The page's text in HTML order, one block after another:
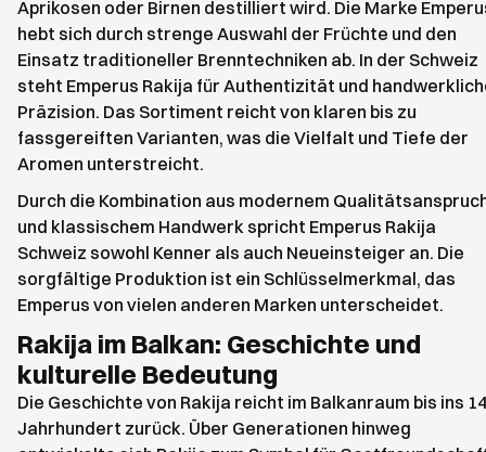
Aprikosen oder Birnen destilliert wird. Die Marke
hebt sich durch strenge Auswahl der Früchte und den
Einsatz traditioneller Brenntechniken ab. In der Schweiz
steht Emperus Rakija für Authentizität und
Präzision. Das Sortiment reicht von klaren bis zu
fassgereiften Varianten, was die Vielfalt und Tiefe der
Aromen unterstreicht.
Durch die Kombination aus modernem
und klassischem Handwerk spricht Emperus Rakija
Schweiz sowohl Kenner als auch Neueinsteiger an. Die
sorgfältige Produktion ist ein Schlüsselmerkmal, das
Emperus von vielen anderen Marken unterscheidet.
Rakija im Balkan: Geschichte und
kulturelle Bedeutung
Die Geschichte von Rakija reicht im Balkanraum bis ins
Jahrhundert zurück. Über Generationen hinweg